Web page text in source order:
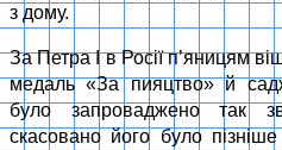
з дому.
За Петра I в Росiї п’яницям
медаль «За пияцтво» й
було запроваджено так
скасовано його було